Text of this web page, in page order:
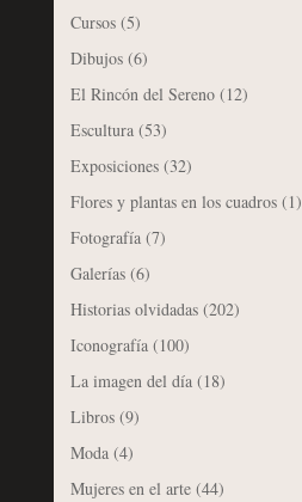
Cursos(5)
Dibujos(6)
El Rincón del Sereno(12)
Escultura(53)
Exposiciones(32)
Flores y plantas en los cuadros(1)
Fotografía(7)
Galerías(6)
Historias olvidadas(202)
Iconografía(100)
La imagen del día(18)
Libros(9)
Moda(4)
Mujeres en el arte(44)